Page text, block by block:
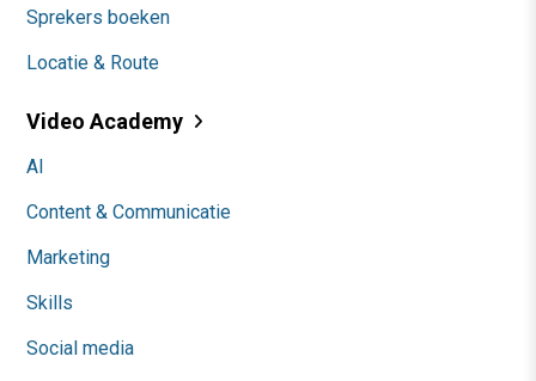
Sprekers boeken
Locatie & Route
Video Academy
AI
Content & Communicatie
Marketing
Skills
Social media